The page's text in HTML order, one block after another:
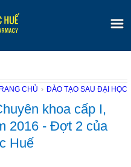
CHỦ › ĐÀO TẠO SAU ĐẠI HỌC
khoa cấp I,
2016 - Đợt 2 của
Huế